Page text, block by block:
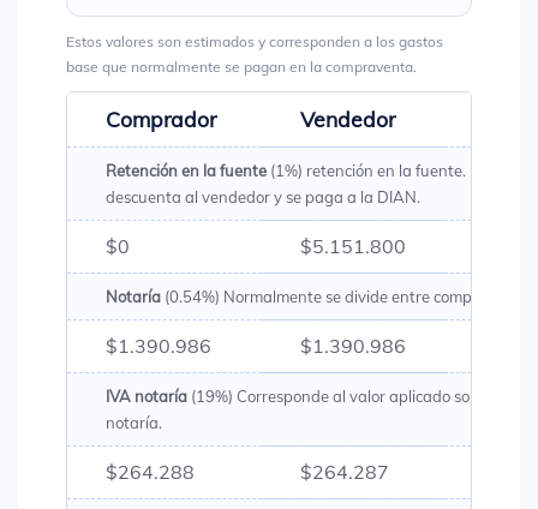
Estos valores son estimados y corresponden a los gastos
base que normalmente se pagan en la compraventa.
Comprador Vendedor
Retención en la fuente (1%) retención en la fuente. Es un
descuenta al vendedor y se paga a la DIAN.
$0 $5.151.800
Notaría (0.54%) Normalmente se divide entre comprador y
$1.390.986 $1.390.986
IVA notaría (19%) Corresponde al valor aplicado sobre los
notaría.
$264.288 $264.287